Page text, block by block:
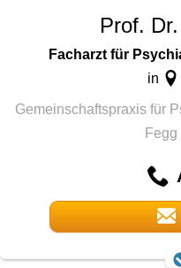
Prof.
Facharzt für
in
Gemeinschaftspraxis für